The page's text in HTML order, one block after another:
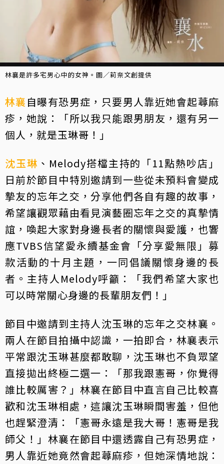
林襄是許多宅男心中的女神。圖／莉奈文創提供
林襄 自曝有恐男症，只要男人靠近她會起蕁麻
疹，她說：「所以我只能跟男朋友，還有另一
個人，就是玉琳哥！」
沈玉琳 、Melody搭檔主持的「11點熱吵店」
日前於節目中特別邀請到一些從未預料會變成
摯友的忘年之交，分享他們各自有趣的故事，
希望讓觀眾藉由看見演藝圈忘年之交的真摯情
誼，喚起大家對身邊長者的關懷與愛護，也響
應TVBS信望愛永續基金會「分享愛無限」募
款活動的十月主題，一同倡議關懷身邊的長
者。主持人Melody呼籲：「我們希望大家也
可以時常關心身邊的長輩朋友們！」
節目中邀請到主持人沈玉琳的忘年之交林襄。
兩人在節目拍攝中認識，一拍即合，林襄表示
平常跟沈玉琳甚麼都敢聊，沈玉琳也不負眾望
直接拋出終極二選一：「那我跟憲哥，你覺得
誰比較厲害？」林襄在節目中直言自己比較喜
歡和沈玉琳相處，這讓沈玉琳瞬間害羞，但他
也趕緊澄清：「憲哥永遠是我大哥！憲哥是我
師父！」林襄在節目中還透露自己有恐男症，
男人靠近她竟然會起蕁麻疹，但她深情地說：